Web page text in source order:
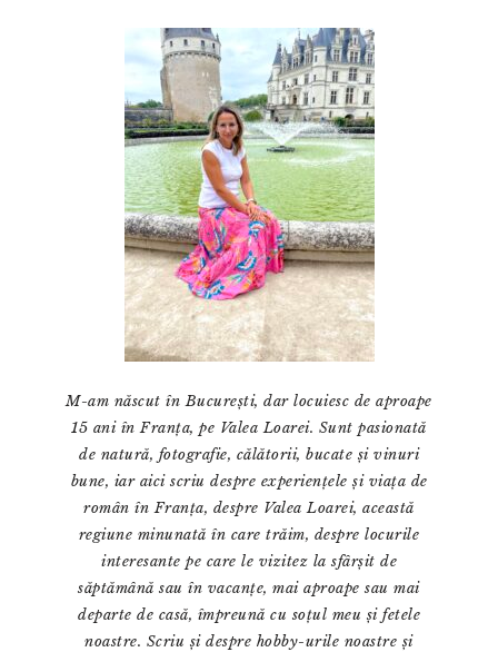
principală
M-am născut în București, dar locuiesc de aproape
15 ani în Franța, pe Valea Loarei. Sunt pasionată
de natură, fotografie, călătorii, bucate și vinuri
bune, iar aici scriu despre experiențele și viața de
român în Franța, despre Valea Loarei, această
regiune minunată în care trăim, despre locurile
interesante pe care le vizitez la sfârșit de
săptămână sau în vacanțe, mai aproape sau mai
departe de casă, împreună cu soțul meu și fetele
noastre. Scriu și despre hobby-urile noastre și